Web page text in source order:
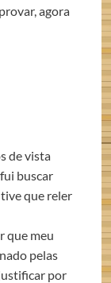
agora
de vista
buscar
que reler
que meu
pelas
por